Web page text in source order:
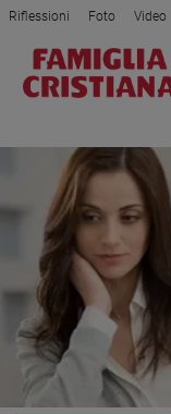
Attualità
Politica
Mondo
Economia
Legalità
giustizia
Sport
Interviste
Papa
Riflessioni Foto Video
Privacy Policy Chi siamo
Registrati Redazione